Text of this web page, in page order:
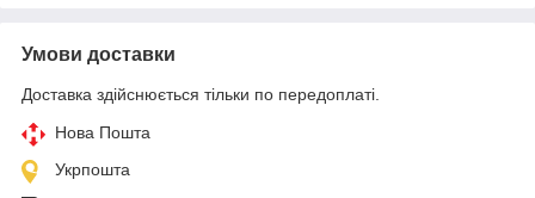
Умови доставки
Доставка здійснюється тільки по передоплаті.
Нова Пошта
Укрпошта